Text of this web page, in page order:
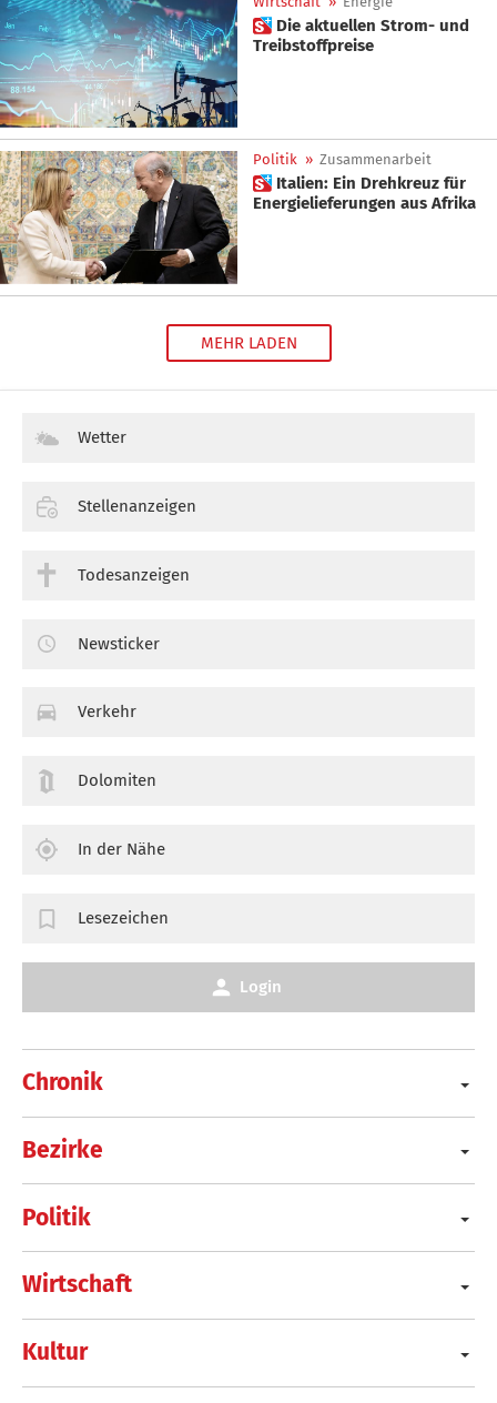
 Die aktuellen Strom- und
Treibstoffpreise
Politik » Zusammenarbeit
 Italien: Ein Drehkreuz für
Energielieferungen aus Afrika
MEHR LADEN
Chronik
Bezirke
Politik
Wirtschaft
Kultur
Wetter
Stellenanzeigen
Todesanzeigen
Newsticker
Verkehr
Dolomiten
In der Nähe
Lesezeichen
Login